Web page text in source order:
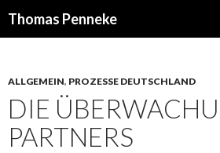
Thomas Penneke
ALLGEMEIN, PROZESSE DEUTSCHLAND
DIE
PARTNERS